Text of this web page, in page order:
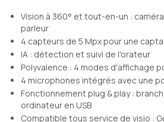
Vision à 360° et tout-en-un :
parleur
4 capteurs de 5 Mpx pour une
IA : détection et suivi de l'orateur
Polyvalence : 4 modes d'affichage
4 microphones intégrés avec une
Fonctionnement plug & play :
ordinateur en USB
Compatible tous service de visio :